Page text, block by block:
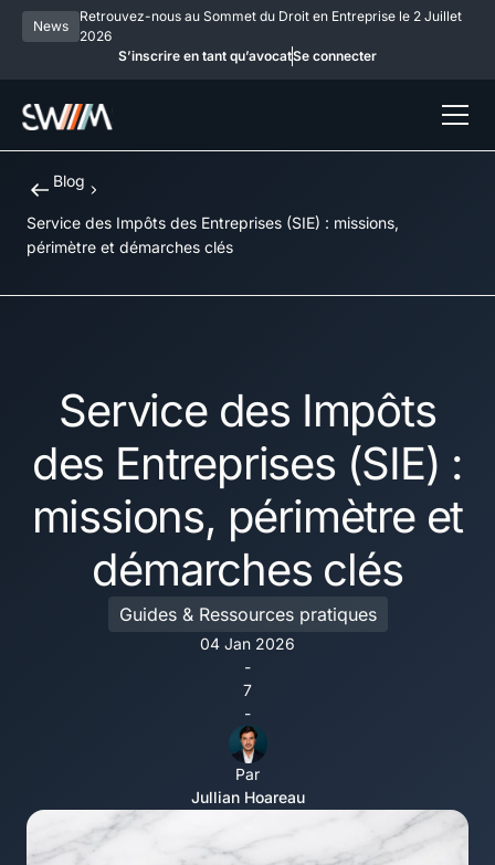
News
Retrouvez-nous au Sommet du Droit en Entreprise le 2 Juillet
2026
S’inscrire en tant qu’avocatSe connecter
Blog
Service des Impôts des Entreprises (SIE) : missions,
périmètre et démarches clés
Service des Impôts
des Entreprises (SIE) :
missions, périmètre et
démarches clés
Guides & Ressources pratiques
04 Jan 2026
-
7
-
Par
Jullian Hoareau